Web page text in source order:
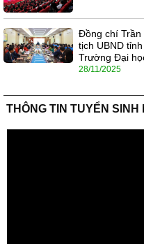
Đồng chí Trần
tịch UBND
Trường Đại
28/11/2025
THÔNG TIN TUYỂN SINH